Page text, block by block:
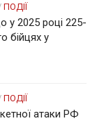
ПОДІЇ
у 2025 році 225-
бійцях у
ПОДІЇ
атаки РФ